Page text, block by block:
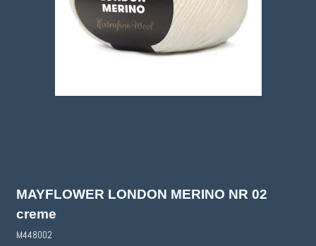
MAYFLOWER LONDON MERINO NR 02
creme
M448002